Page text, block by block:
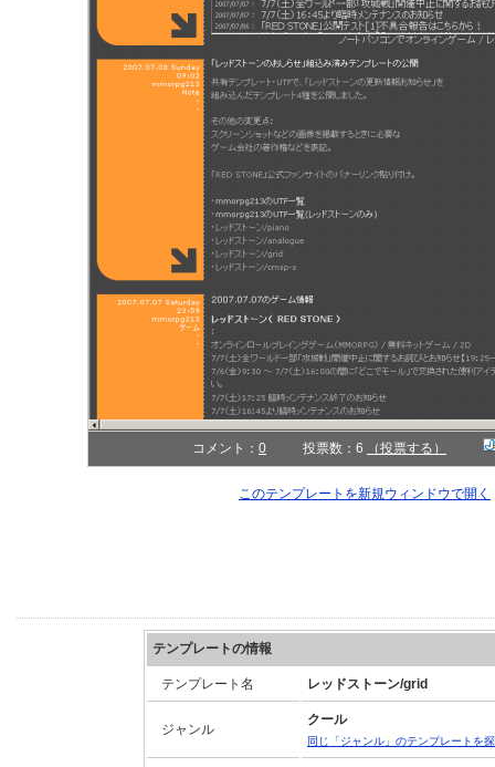
コメント： 0 投票数：6 （投票する）
このテンプレートを新規ウィンドウで開く
テンプレートの情報
テンプレート名 レッドストーン/grid
ジャンル
クール
同じ「ジャンル」のテンプレートを